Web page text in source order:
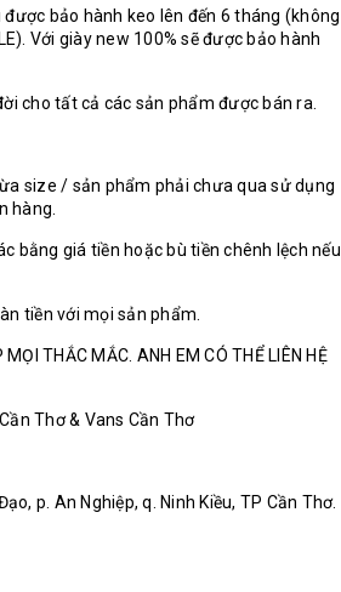
bảo hành keo lên đến 6 tháng (không
Với giày new 100% sẽ được bảo hành
cho tất cả các sản phẩm được bán ra.
size / sản phẩm phải chưa qua sử dụng
hàng.
bằng giá tiền hoặc bù tiền chênh lệch nếu
tiền với mọi sản phẩm.
THẮC MẮC. ANH EM CÓ THỂ LIÊN HỆ
Thơ & Vans Cần Thơ
p. An Nghiệp, q. Ninh Kiều, TP Cần Thơ.